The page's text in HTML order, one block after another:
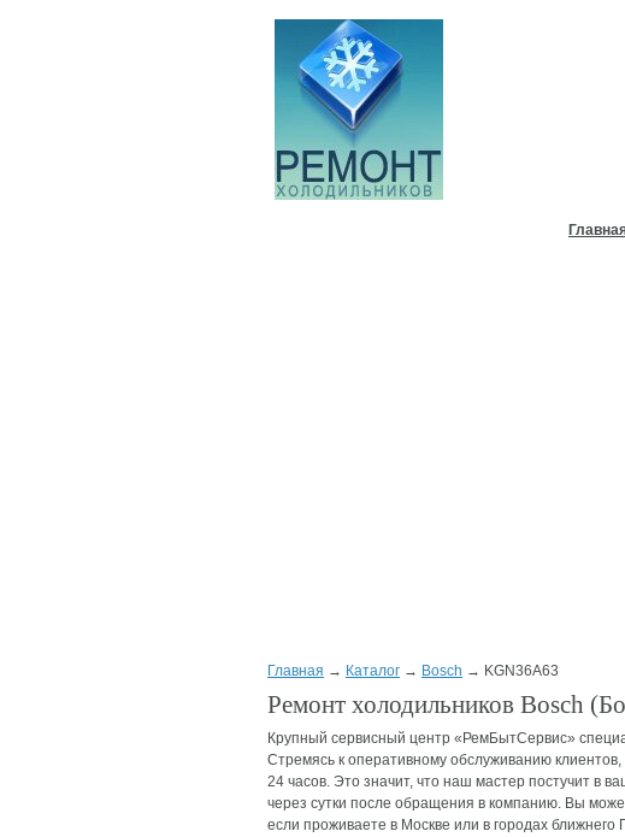
Главная → Каталог → Bosch → KGN36A63
Ремонт холодильников Bosch
Крупный сервисный центр «РемБытСервис»
Стремясь к оперативному обслуживанию
24 часов. Это значит, что наш мастер постучит в
через сутки после обращения в компанию. Вы
если проживаете в Москве или в городах ближнего